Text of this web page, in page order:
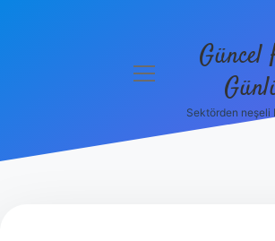
menüyü
Güncel
Sektörden neşeli